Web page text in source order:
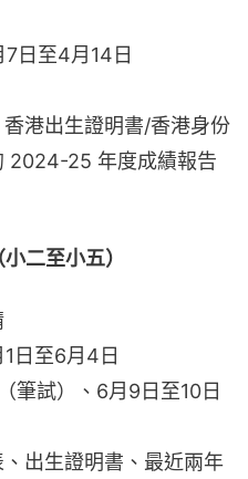
日至4月14日
港出生證明書/香港身份
2024-25 年度成績報告
二至小五）
日至6月4日
筆試）、6月9日至10日
出生證明書、最近兩年